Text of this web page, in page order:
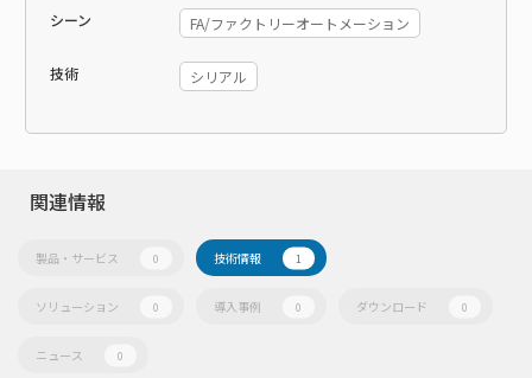
シーン FA/ファクトリーオートメーション
技術 シリアル
関連情報
製品・サービス 0 技術情報 1
ソリューション 0 導入事例 0 ダウンロード 0
ニュース 0